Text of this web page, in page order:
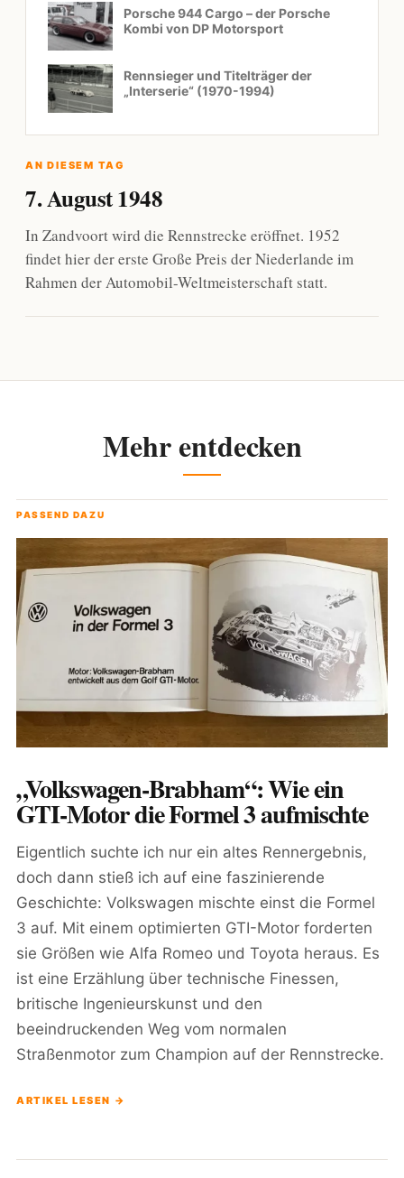
Porsche 944 Cargo – der Porsche
Kombi von DP Motorsport
Rennsieger und Titelträger der
„Interserie“ (1970-1994)
AN DIESEM TAG
7. August 1948
In Zandvoort wird die Rennstrecke eröffnet. 1952
findet hier der erste Große Preis der Niederlande im
Rahmen der Automobil-Weltmeisterschaft statt.
Mehr entdecken
PASSEND DAZU
„Volkswagen-Brabham“: Wie ein
GTI-Motor die Formel 3 aufmischte
Eigentlich suchte ich nur ein altes Rennergebnis,
doch dann stieß ich auf eine faszinierende
Geschichte: Volkswagen mischte einst die Formel
3 auf. Mit einem optimierten GTI-Motor forderten
sie Größen wie Alfa Romeo und Toyota heraus. Es
ist eine Erzählung über technische Finessen,
britische Ingenieurskunst und den
beeindruckenden Weg vom normalen
Straßenmotor zum Champion auf der Rennstrecke.
ARTIKEL LESEN →